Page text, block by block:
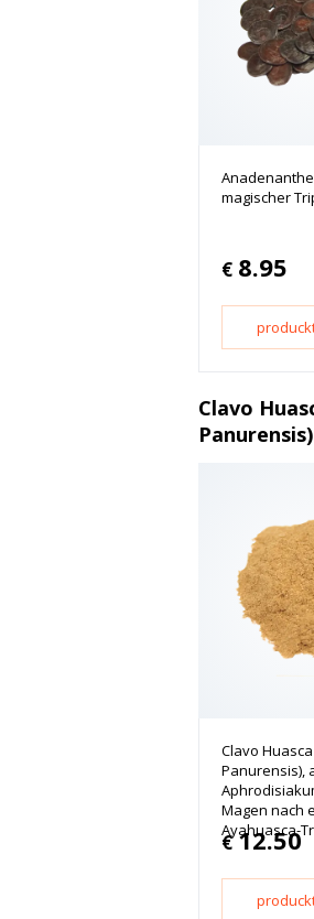
magischer
€ 8.95
Clavo
Panurensis)
Clavo
Panurensis),
Magen nach
Ayahuasca-
€ 12.50